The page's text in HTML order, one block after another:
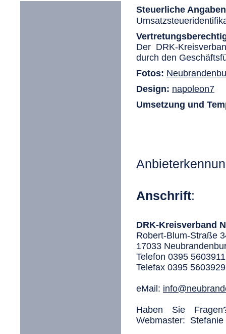
Steuerliche
Der DRK-
durch den
Fotos:
Design: napoleon7
Umsetzung und
Anschrift:
DRK-Kreisverband
Robert-Blum-Straße
17033
Telefon 0395 5603911
Telefax 0395 5603929
eMail:
Haben Sie
Webmaster: